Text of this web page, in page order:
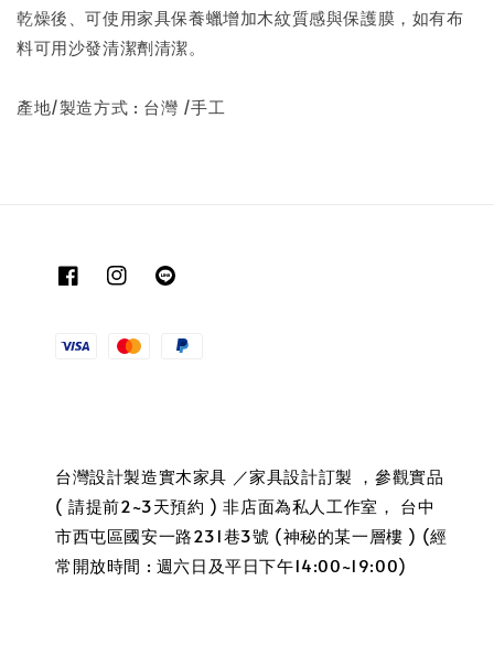
乾燥後、可使用家具保養蠟增加木紋質感與保護膜，如有布
料可用沙發清潔劑清潔。
產地/製造方式 : 台灣 /手工
台灣設計製造實木家具 ／家具設計訂製 ，參觀實品
( 請提前2~3天預約 ) 非店面為私人工作室， 台中
市西屯區國安一路231巷3號 (神秘的某一層樓 ) (經
常開放時間 : 週六日及平日下午14:00~19:00)